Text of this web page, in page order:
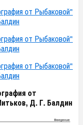
от Рыбаковой"
от Рыбаковой"
от Рыбаковой"
от
Д. Г. Балдин